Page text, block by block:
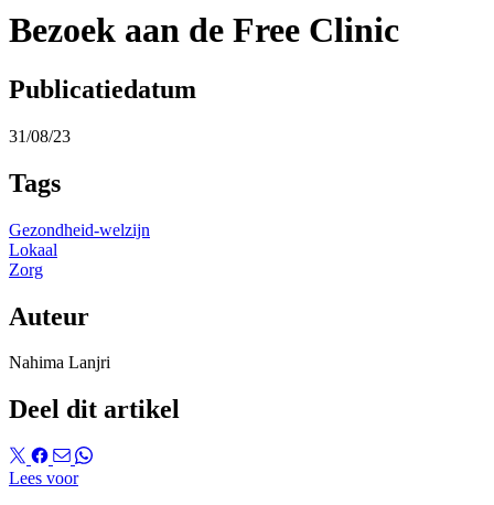
Bezoek aan de Free Clinic
Publicatiedatum
31/08/23
Tags
Gezondheid-welzijn
Lokaal
Zorg
Auteur
Nahima Lanjri
Deel dit artikel
Lees voor